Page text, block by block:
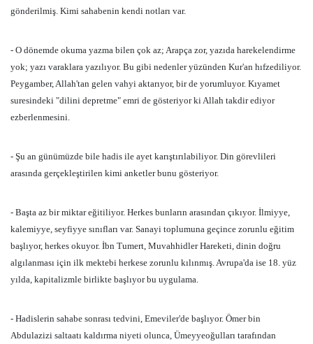
gönderilmiş. Kimi sahabenin kendi notları var.
- O dönemde okuma yazma bilen çok az; Arapça zor, yazıda harekelendirme
yok; yazı varaklara yazılıyor. Bu gibi nedenler yüzünden Kur'an hıfzediliyor.
Peygamber, Allah'tan gelen vahyi aktarıyor, bir de yorumluyor. Kıyamet
suresindeki "dilini depretme" emri de gösteriyor ki Allah takdir ediyor
ezberlenmesini.
- Şu an günümüzde bile hadis ile ayet karıştırılabiliyor. Din görevlileri
arasında gerçekleştirilen kimi anketler bunu gösteriyor.
- Başta az bir miktar eğitiliyor. Herkes bunların arasından çıkıyor. İlmiyye,
kalemiyye, seyfiyye sınıfları var. Sanayi toplumuna geçince zorunlu eğitim
başlıyor, herkes okuyor. İbn Tumert, Muvahhidler Hareketi, dinin doğru
algılanması için ilk mektebi herkese zorunlu kılınmış. Avrupa'da ise 18. yüz
yılda, kapitalizmle birlikte başlıyor bu uygulama.
- Hadislerin sahabe sonrası tedvini, Emeviler'de başlıyor. Ömer bin
Abdulazizi saltaatı kaldırma niyeti olunca, Ümeyyeoğulları tarafından